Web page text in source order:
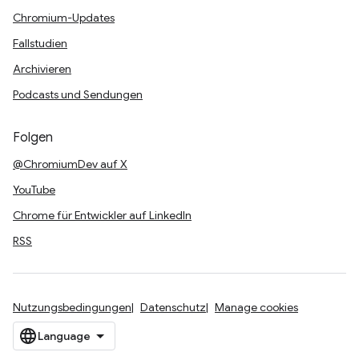
Chromium-Updates
Fallstudien
Archivieren
Podcasts und Sendungen
Folgen
@ChromiumDev auf X
YouTube
Chrome für Entwickler auf LinkedIn
RSS
Nutzungsbedingungen Datenschutz Manage cookies